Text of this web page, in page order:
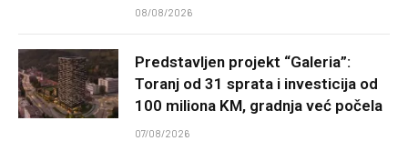
08/08/2026
Predstavljen projekt “Galeria”:
Toranj od 31 sprata i investicija od
100 miliona KM, gradnja već počela
07/08/2026